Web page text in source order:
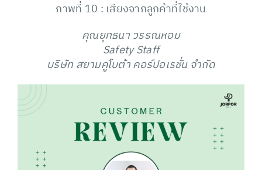
ภาพที่ 10 : เสียงจากลูกค้าที่ใช้งาน
คุณยุทธนา วรรณหอม
Safety Staff
บริษัท สยามคูโบต้า คอร์ปอเรชั่น จำกัด